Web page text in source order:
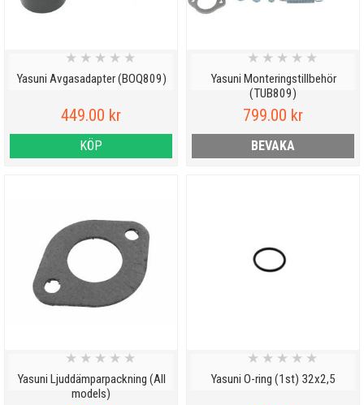
Yasuni Avgasadapter (BOQ809)
★ ★ ★ ★ ★
449.00 kr
KÖP
Yasuni Monteringstillbehör
(TUB809)
★ ★ ★ ★ ★
799.00 kr
BEVAKA
Yasuni Ljuddämparpackning (All
models)
★ ★ ★ ★ ★
Yasuni O-ring (1st) 32x2,5
★ ★ ★ ★ ★